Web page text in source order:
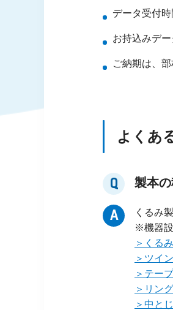
データ受付
お持込みデ
ご納期は、
よくあ
Q 製本
A
くるみ
※機器設
＞くる
＞ツイ
＞テー
＞リン
＞中と